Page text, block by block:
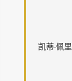
凯蒂·佩里